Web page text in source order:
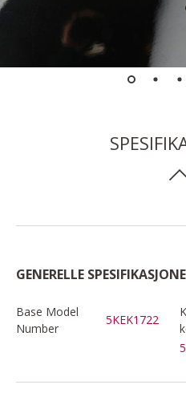
GENERELLE
Base Model
Number
5KEK1722